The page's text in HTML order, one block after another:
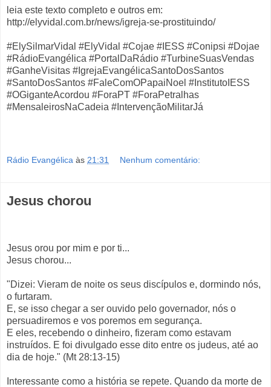
leia este texto completo e outros em:
http://elyvidal.com.br/news/igreja-se-prostituindo/
#ElySilmarVidal #ElyVidal #Cojae #IESS #Conipsi #Dojae
#RádioEvangélica #PortalDaRádio #TurbineSuasVendas
#GanheVisitas #IgrejaEvangélicaSantoDosSantos
#SantoDosSantos #FaleComOPapaiNoel #InstitutoIESS
#OGiganteAcordou #ForaPT #ForaPetralhas
#MensaleirosNaCadeia #IntervençãoMilitarJá
Rádio Evangélica às 21:31 Nenhum comentário:
Jesus chorou
Jesus orou por mim e por ti...
Jesus chorou...
"Dizei: Vieram de noite os seus discípulos e, dormindo nós,
o furtaram.
E, se isso chegar a ser ouvido pelo governador, nós o
persuadiremos e vos poremos em segurança.
E eles, recebendo o dinheiro, fizeram como estavam
instruídos. E foi divulgado esse dito entre os judeus, até ao
dia de hoje." (Mt 28:13-15)
Interessante como a história se repete. Quando da morte de